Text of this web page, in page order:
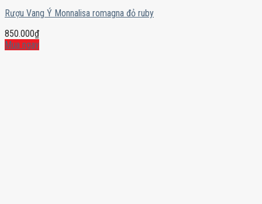
Rượu Vang Ý Monnalisa romagna đỏ ruby
850.000₫
Mua ngay